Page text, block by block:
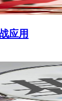
应用